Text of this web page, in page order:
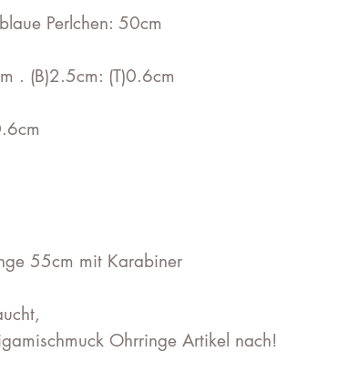
Perlchen: 50cm
. (B)2.5cm: (T)0.6cm
55cm mit Karabiner
Ohrringe Artikel nach!